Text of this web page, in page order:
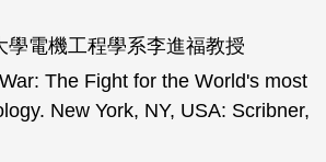
學電機工程學系李進福教授
The Fight for the World's most
New York, NY, USA: Scribner,